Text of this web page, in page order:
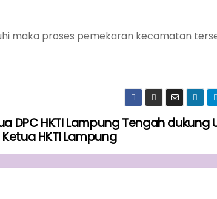
maka proses pemekaran kecamatan
DPC HKTI Lampung Tengah dukung
HKTI Lampung